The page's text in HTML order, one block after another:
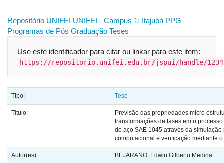
Repositório UNIFEI UNIFEI - Campus 1: Itajubá PPG -
Programas de Pós Graduação Teses
Use este identificador para citar ou linkar para este item:
https://repositorio.unifei.edu.br/jspui/handle/
Tipo: Tese
Título:
Previsão das propriedades micro
transformações de fases em o
do aço SAE 1045 através da simulação
computacional e verificação mediante
Autor(es): BEJARANO, Edwin Gilberto Medina